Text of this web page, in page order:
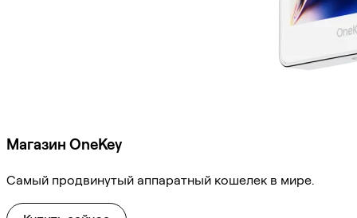
Магазин OneKey
Самый продвинутый аппаратный кошелек в мире.